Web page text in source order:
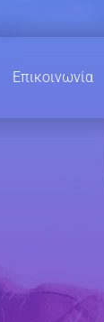
Επικοινωνία